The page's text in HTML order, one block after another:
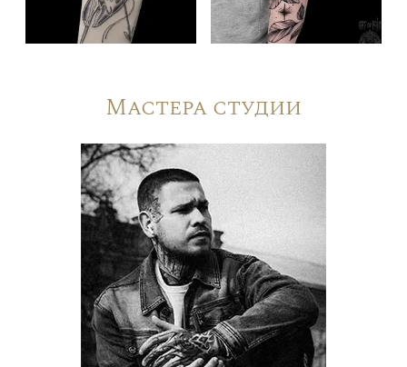
Мастера студии